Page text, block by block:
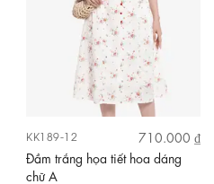
KK189-12
710.000 ₫
Đầm trắng họa tiết hoa dáng
chữ A